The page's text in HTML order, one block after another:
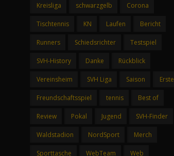
Kreisliga schwarzgelb Corona
Tischtennis KN Laufen Bericht
Runners Schiedsrichter Testspiel
SVH-History Danke Rückblick
Vereinsheim SVH Liga Saison Erste
Freundschaftsspiel tennis Best of
Review Pokal Jugend SVH-Finder
Waldstadion NordSport Merch
Sporttasche WebTeam Web